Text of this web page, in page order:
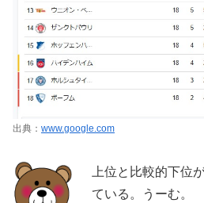
出典： www.google.com
上位と比較的下位
ている。うーむ。